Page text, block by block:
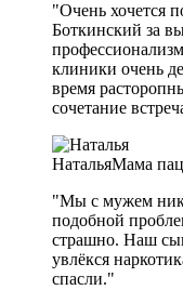
"Очень хочется
Боткинский за
клиники очень
время
сочетание
НатальяМама
"Мы с мужем
подобной
страшно. Наш
увлёкся
спасли."